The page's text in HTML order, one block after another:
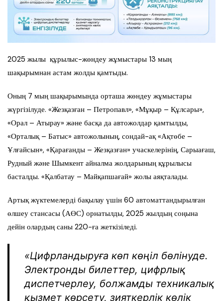
2025 жылы құрылыс-жөндеу жұмыстары 13 мың
шақырымнан астам жолды қамтыды.
Оның 7 мың шақырымында орташа жөндеу жұмыстары
жүргізілуде. «Жезқазған – Петропавл», «Мұқыр – Құлсары»,
«Орал – Атырау» және басқа да автожолдар қамтылды,
«Орталық – Батыс» автожолының, сондай-ақ «Ақтөбе –
Ұлғайсын», «Қарағанды – Жезқазған» учаскелерінің, Сарыағаш,
Рудный және Шымкент айналма жолдарының құрылысы
басталды. «Қалбатау – Майқапшағай» жолы аяқталады.
Артық жүктемелерді бақылау үшін 60 автоматтандырылған
өлшеу стансасы (АӨС) орнатылды, 2025 жылдың соңына
дейін олардың саны 220-ға жеткізіледі.
«Цифрландыруға көп көңіл бөлінуде.
Электронды билеттер, цифрлық
диспетчерлеу, болжамды техникалық
қызмет көрсету, зияткерлік көлік